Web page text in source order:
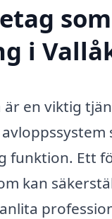
i
är en viktig
funktion. Ett
kan